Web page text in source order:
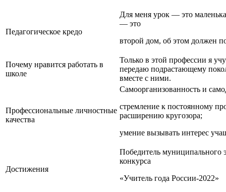
Педагогическое кредо
Для меня урок — это
— это
второй дом, об этом должен
Почему нравится работать в
школе
Только в этой профессии я
передаю подрастающему
вместе с ними.
Профессиональные личностные
качества
Самоорганизованность и
стремление к постоянному
расширению кругозора;
умение вызывать интерес
Достижения
Победитель муниципального
конкурса
«Учитель года России-2022»